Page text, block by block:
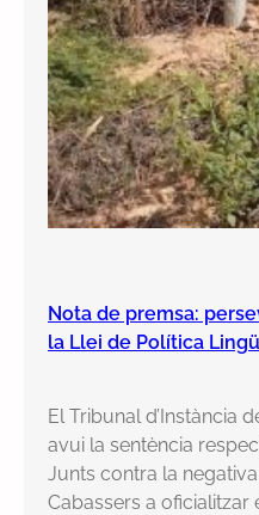
Nota de premsa:
la Llei de Política
El Tribunal d’Instància
avui la sentència
Junts contra la
Cabassers a